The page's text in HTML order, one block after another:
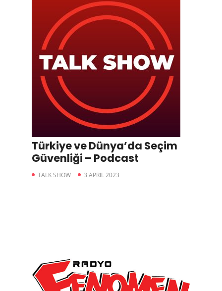
Türkiye ve Dünya’da Seçim
Güvenliği – Podcast
TALK SHOW 3 APRIL 2023